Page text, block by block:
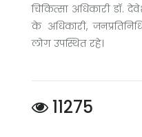
चिकित्सा अधिकारी डॉ.
के अधिकारी,
लोग उपस्थित रहे।
11275